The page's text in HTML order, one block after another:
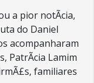
a pior notÃ­cia,
do Daniel
acompanharam
PatrÃ­cia Lamim
familiares